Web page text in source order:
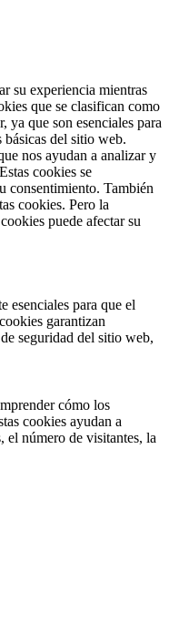
su experiencia mientras
que se clasifican como
ya que son esenciales para
del sitio web.
nos ayudan a analizar y
cookies se
consentimiento. También
cookies. Pero la
puede afectar su
esenciales para que el
garantizan
seguridad del sitio web,
cómo los
cookies ayudan a
el número de visitantes, la